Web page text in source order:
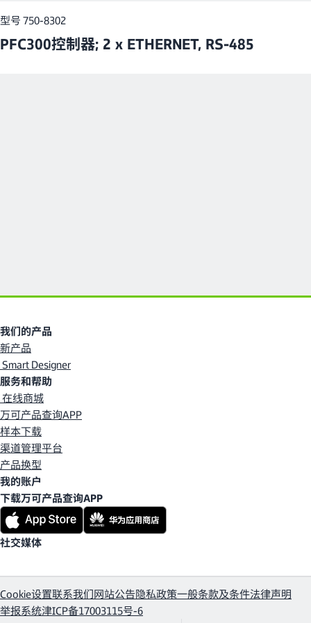
型号 750-8302
PFC300控制器; 2 x ETHERNET, RS-485
我们的产品
新产品
Smart Designer
服务和帮助
在线商城
万可产品查询APP
样本下载
渠道管理平台
产品换型
我的账户
下载万可产品查询APP
社交媒体
Cookie设置联系我们网站公告隐私政策一般条款及条件法律声明
举报系统津ICP备17003115号-6